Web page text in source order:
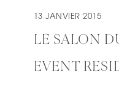
13 JANVIER 2015
LE SALON
EVENT